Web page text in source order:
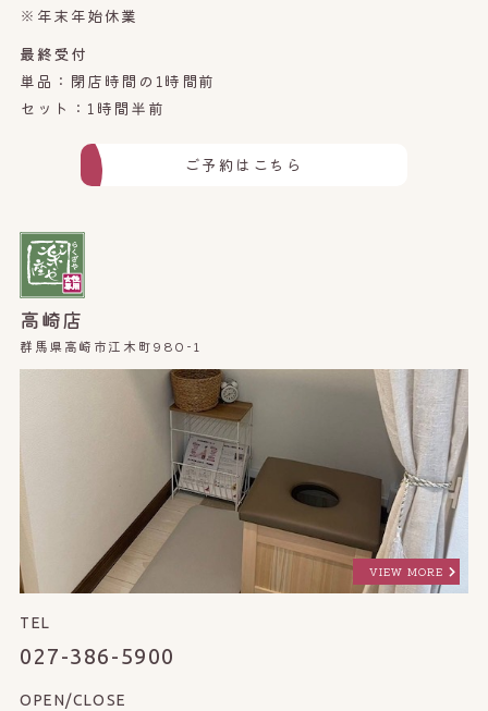
※年末年始休業
最終受付
単品：閉店時間の1時間前
セット：1時間半前
ご予約はこちら
高崎店
群馬県高崎市江木町980-1
VIEW MORE
TEL
027-386-5900
OPEN/CLOSE